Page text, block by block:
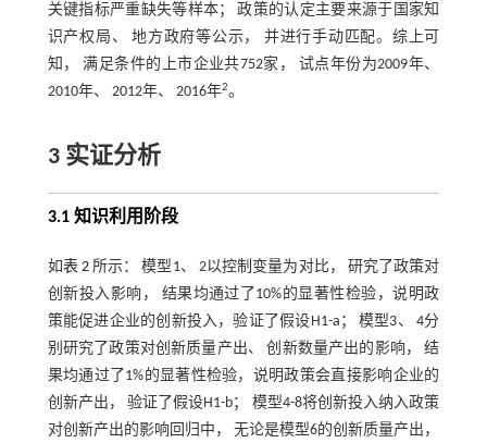
关键指标严重缺失等样本； 政策的认定主要来源于国家知
识产权局、 地方政府等公示， 并进行手动匹配。综上可
知， 满足条件的上市企业共752家， 试点年份为2009年、
2010年、 2012年、 2016年2。
3 实证分析
3.1 知识利用阶段
如表 2所示： 模型1、 2以控制变量为对比， 研究了政策对
创新投入影响， 结果均通过了10%的显著性检验，说明政
策能促进企业的创新投入，验证了假设H1-a； 模型3、 4分
别研究了政策对创新质量产出、 创新数量产出的影响， 结
果均通过了1%的显著性检验，说明政策会直接影响企业的
创新产出， 验证了假设H1-b； 模型4-8将创新投入纳入政策
对创新产出的影响回归中， 无论是模型6的创新质量产出，